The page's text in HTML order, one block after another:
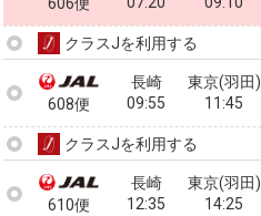
606便
クラスJを利用する
608便
長崎
09:55
東京(羽田)
11:45
クラスJを利用する
610便
長崎
12:35
東京(羽田)
14:25